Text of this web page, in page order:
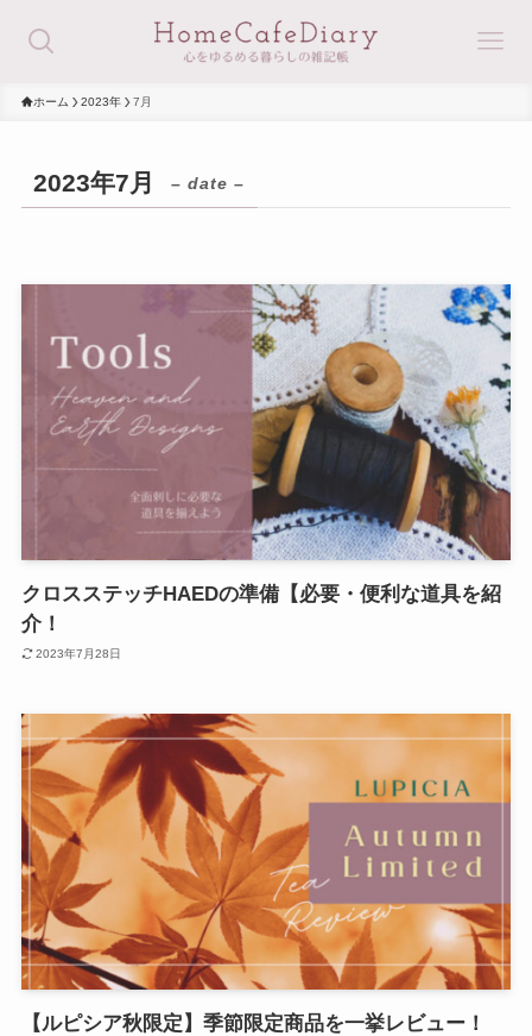
ホーム 2023年 7月
2023年7月 – date –
クロスステッチHAEDの準備【必要・便利な道具を紹
介！
2023年7月28日
【ルピシア秋限定】季節限定商品を一挙レビュー！